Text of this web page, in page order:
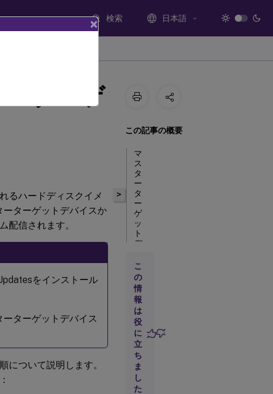
検索 日本語
ーターゲ
るハードディスクイメ
ターゲットデバイスか
配信されます。
をインストール
ターゲットデバイス
について説明します。
>
この記事の概要
マ
ス
タ
ー
タ
ー
ゲ
ッ
ト
デ
イ
ス
の
ハ
ー
ド
デ
ィ
ス
ク
の
準
備
こ
の
情
報
は
役
に
立
ち
ま
し
た
×